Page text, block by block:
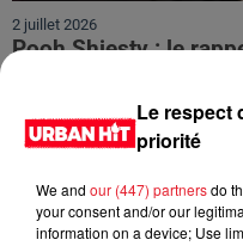
2 juillet 2026
Pooh Shiesty : le
De nouvelles preuves
Pooh Shiesty, impliquant
compromettante.
Le respect
priorité
We and our (447) partnersdo
your consent and/or our
information on a device; Use